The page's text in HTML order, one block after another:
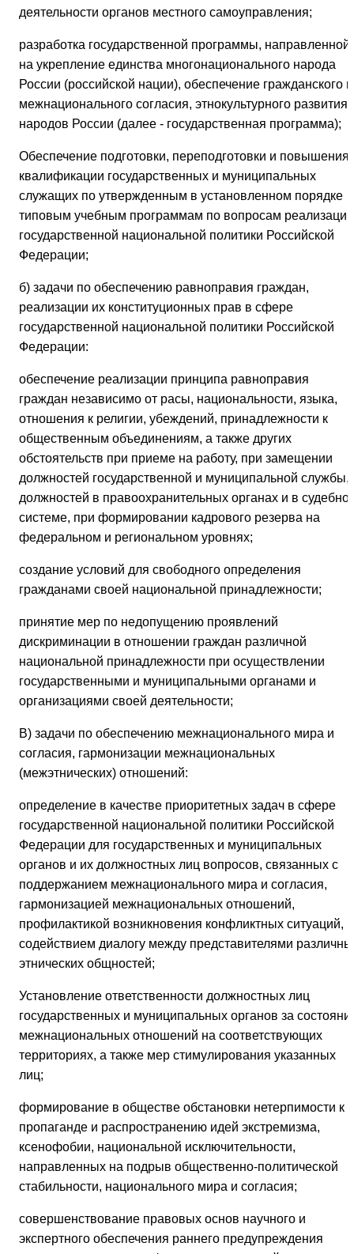
деятельности органов местного самоуправления;
разработка государственной программы, направленной
на укрепление единства многонационального народа
России (российской нации), обеспечение гражданского и
межнационального согласия, этнокультурного развития
народов России (далее - государственная программа);
Обеспечение подготовки, переподготовки и повышения
квалификации государственных и муниципальных
служащих по утвержденным в установленном порядке
типовым учебным программам по вопросам реализации
государственной национальной политики Российской
Федерации;
б) задачи по обеспечению равноправия граждан,
реализации их конституционных прав в сфере
государственной национальной политики Российской
Федерации:
обеспечение реализации принципа равноправия
граждан независимо от расы, национальности, языка,
отношения к религии, убеждений, принадлежности к
общественным объединениям, а также других
обстоятельств при приеме на работу, при замещении
должностей государственной и муниципальной службы,
должностей в правоохранительных органах и в
системе, при формировании кадрового резерва на
федеральном и региональном уровнях;
создание условий для свободного определения
гражданами своей национальной принадлежности;
принятие мер по недопущению проявлений
дискриминации в отношении граждан различной
национальной принадлежности при осуществлении
государственными и муниципальными органами и
организациями своей деятельности;
В) задачи по обеспечению межнационального мира и
согласия, гармонизации межнациональных
(межэтнических) отношений:
определение в качестве приоритетных задач в сфере
государственной национальной политики Российской
Федерации для государственных и муниципальных
органов и их должностных лиц вопросов, связанных с
поддержанием межнационального мира и согласия,
гармонизацией межнациональных отношений,
профилактикой возникновения конфликтных ситуаций,
содействием диалогу между представителями
этнических общностей;
Установление ответственности должностных лиц
государственных и муниципальных органов за
межнациональных отношений на соответствующих
территориях, а также мер стимулирования указанных
лиц;
формирование в обществе обстановки нетерпимости к
пропаганде и распространению идей экстремизма,
ксенофобии, национальной исключительности,
направленных на подрыв общественно-политической
стабильности, национального мира и согласия;
совершенствование правовых основ научного и
экспертного обеспечения раннего предупреждения